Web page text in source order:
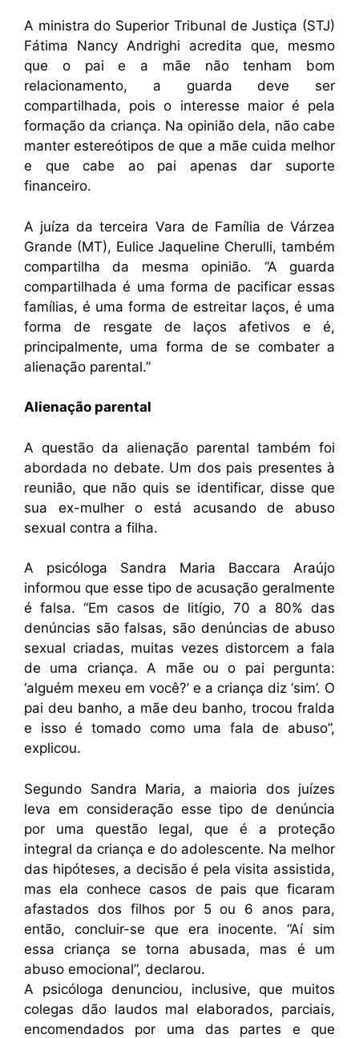
A ministra do Superior Tribunal de Justiça (STJ)
Fátima Nancy Andrighi acredita que, mesmo
que o pai e a mãe não tenham bom
relacionamento, a guarda deve ser
compartilhada, pois o interesse maior é pela
formação da criança. Na opinião dela, não cabe
manter estereótipos de que a mãe cuida melhor
e que cabe ao pai apenas dar suporte
financeiro.
A juíza da terceira Vara de Família de Várzea
Grande (MT), Eulice Jaqueline Cherulli, também
compartilha da mesma opinião. “A guarda
compartilhada é uma forma de pacificar essas
famílias, é uma forma de estreitar laços, é uma
forma de resgate de laços afetivos e é,
principalmente, uma forma de se combater a
alienação parental.”
Alienação parental
A questão da alienação parental também foi
abordada no debate. Um dos pais presentes à
reunião, que não quis se identificar, disse que
sua ex-mulher o está acusando de abuso
sexual contra a filha.
A psicóloga Sandra Maria Baccara Araújo
informou que esse tipo de acusação geralmente
é falsa. “Em casos de litígio, 70 a 80% das
denúncias são falsas, são denúncias de abuso
sexual criadas, muitas vezes distorcem a fala
de uma criança. A mãe ou o pai pergunta:
‘alguém mexeu em você?’ e a criança diz ‘sim’. O
pai deu banho, a mãe deu banho, trocou fralda
e isso é tomado como uma fala de abuso”,
explicou.
Segundo Sandra Maria, a maioria dos juízes
leva em consideração esse tipo de denúncia
por uma questão legal, que é a proteção
integral da criança e do adolescente. Na melhor
das hipóteses, a decisão é pela visita assistida,
mas ela conhece casos de pais que ficaram
afastados dos filhos por 5 ou 6 anos para,
então, concluir-se que era inocente. “Aí sim
essa criança se torna abusada, mas é um
abuso emocional”, declarou.
A psicóloga denunciou, inclusive, que muitos
colegas dão laudos mal elaborados, parciais,
encomendados por uma das partes e que